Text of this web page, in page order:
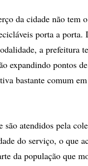
da cidade não tem
porta a porta.
a prefeitura
expandindo pontos
bastante comum
são atendidos pela
do serviço, o que
da população que